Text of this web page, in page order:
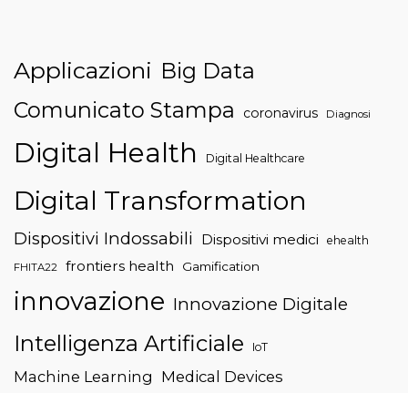
Applicazioni Big Data
Comunicato Stampa
coronavirus Diagnosi
Digital Health Digital Healthcare
Digital Transformation
Dispositivi Indossabili Dispositivi medici ehealth
FHITA22 frontiers health Gamification
innovazione Innovazione Digitale
Intelligenza Artificiale IoT
Machine Learning Medical Devices